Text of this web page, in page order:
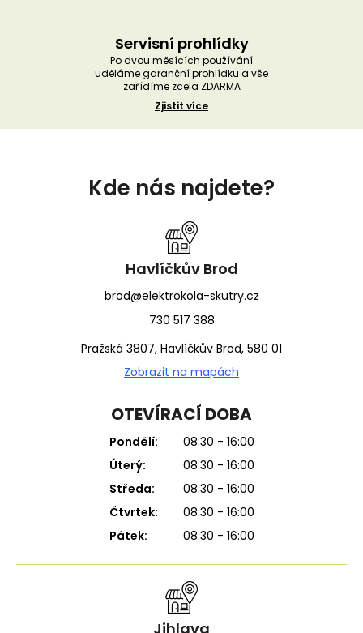
Servisní prohlídky
Po dvou měsících používání
uděláme garanční prohlídku a vše
zařídíme zcela ZDARMA
Zjistit více
Kde nás najdete?
Havlíčkův Brod
brod@elektrokola-skutry.cz
730 517 388
Pražská 3807, Havlíčkův Brod, 580 01
Zobrazit na mapách
OTEVÍRACÍ DOBA
Pondělí:
08:30 - 16:00
Úterý:
08:30 - 16:00
Středa:
08:30 - 16:00
Čtvrtek:
08:30 - 16:00
Pátek:
08:30 - 16:00
Jihlava